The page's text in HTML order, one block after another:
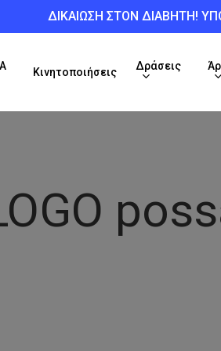
ΔΙΚΑΙΩΣΗ ΣΤΟΝ ΔΙΑΒΗΤΗ!
Κινητοποιήσεις
Δράσεις